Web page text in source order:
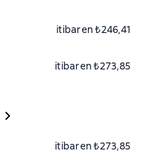
itibaren ₺246,41
itibaren ₺273,85
itibaren ₺273,85